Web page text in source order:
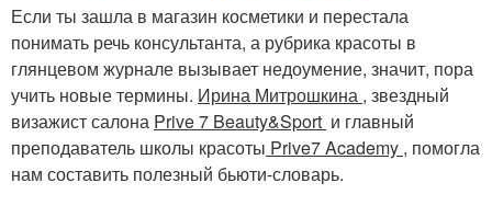
Если ты зашла в магазин косметики и перестала
понимать речь консультанта, а рубрика красоты в
глянцевом журнале вызывает недоумение, значит, пора
учить новые термины. Ирина Митрошкина , звездный
визажист салона Prive 7 Beauty&Sport и главный
преподаватель школы красоты Prive7 Academy , помогла
нам составить полезный бьюти-словарь.